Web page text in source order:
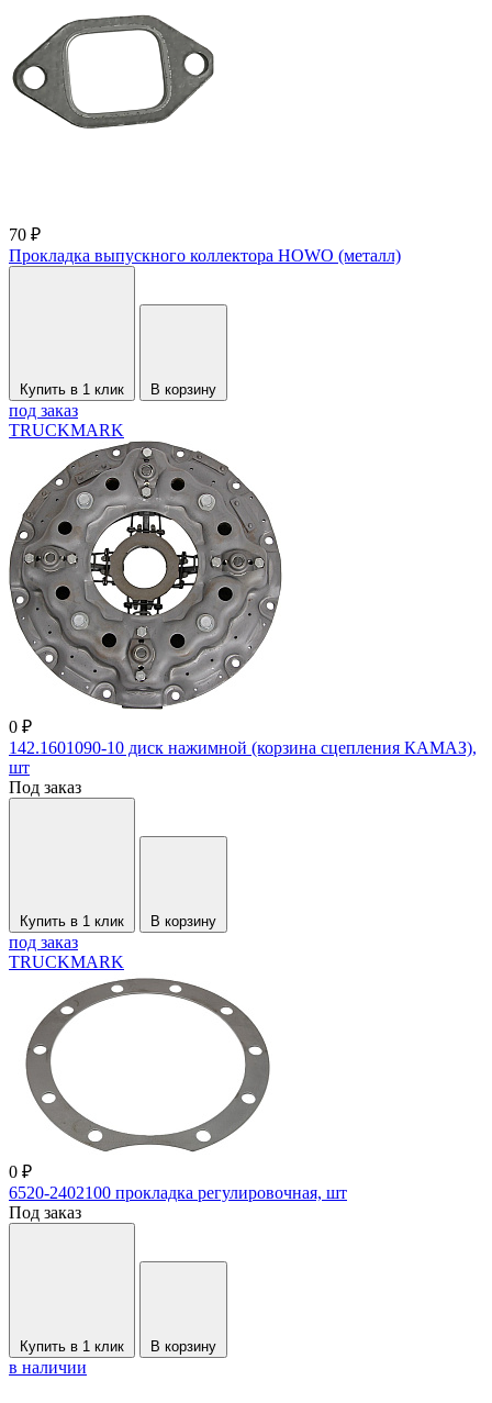
70 ₽
Прокладка выпускного коллектора HOWO (металл)
Купить в 1 клик В корзину
под заказ
TRUCKMARK
0 ₽
142.1601090-10 диск нажимной (корзина сцепления КАМАЗ),
шт
Под заказ
Купить в 1 клик В корзину
под заказ
TRUCKMARK
0 ₽
6520-2402100 прокладка регулировочная, шт
Под заказ
Купить в 1 клик В корзину
в наличии